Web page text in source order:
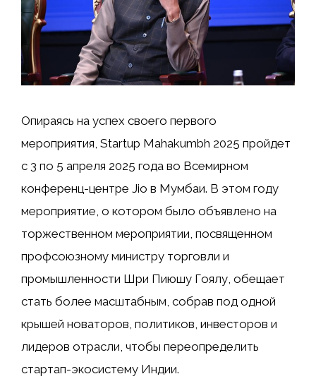
Опираясь на успех своего первого
мероприятия, Startup Mahakumbh 2025 пройдет
с 3 по 5 апреля 2025 года во Всемирном
конференц-центре Jio в Мумбаи. В этом году
мероприятие, о котором было объявлено на
торжественном мероприятии, посвященном
профсоюзному министру торговли и
промышленности Шри Пиюшу Гоялу, обещает
стать более масштабным, собрав под одной
крышей новаторов, политиков, инвесторов и
лидеров отрасли, чтобы переопределить
стартап-экосистему Индии.